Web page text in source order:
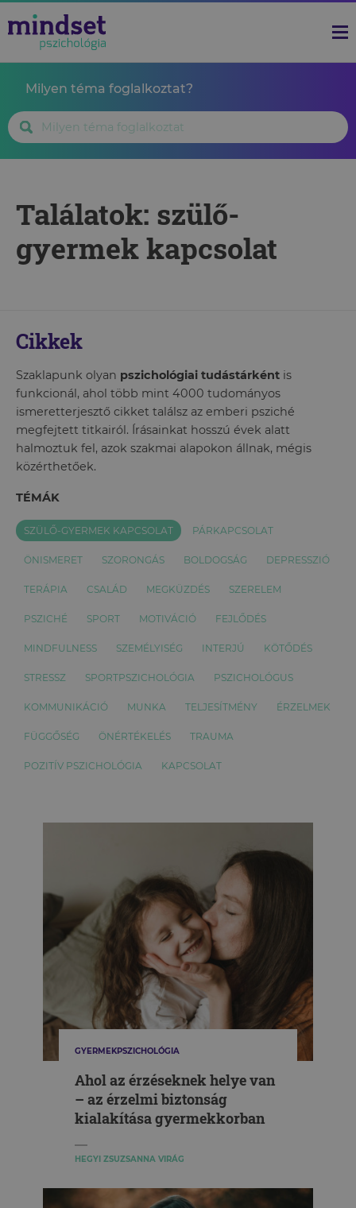
Milyen téma foglalkoztat?
Találatok: szülő-
gyermek kapcsolat
Cikkek
Szaklapunk olyan pszichológiai tudástárként is
funkcionál, ahol több mint 4000 tudományos
ismeretterjesztő cikket találsz az emberi psziché
megfejtett titkairól. Írásainkat hosszú évek alatt
halmoztuk fel, azok szakmai alapokon állnak, mégis
közérthetőek.
TÉMÁK
SZÜLŐ-GYERMEK KAPCSOLAT PÁRKAPCSOLAT
ÖNISMERET SZORONGÁS BOLDOGSÁG DEPRESSZIÓ
TERÁPIA CSALÁD MEGKÜZDÉS SZERELEM
PSZICHÉ SPORT MOTIVÁCIÓ FEJLŐDÉS
MINDFULNESS SZEMÉLYISÉG INTERJÚ KÖTŐDÉS
STRESSZ SPORTPSZICHOLÓGIA PSZICHOLÓGUS
KOMMUNIKÁCIÓ MUNKA TELJESÍTMÉNY ÉRZELMEK
FÜGGŐSÉG ÖNÉRTÉKELÉS TRAUMA
POZITÍV PSZICHOLÓGIA KAPCSOLAT
GYERMEKPSZICHOLÓGIA
Ahol az érzéseknek helye van
– az érzelmi biztonság
kialakítása gyermekkorban
HEGYI ZSUZSANNA VIRÁG